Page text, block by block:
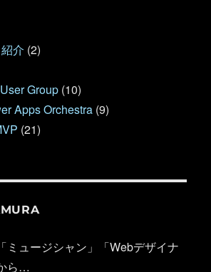
介 (2)
Group (10)
Apps Orchestra (9)
(21)
ミュージシャン」「Webデザイナ
ら…